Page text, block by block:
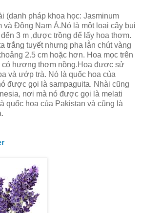
(danh pháp khoa học: Jasminum
và Đông Nam Á.Nó là một loại cây bụi
3 m ,được trồng để lấy hoa thơm.
trắng tuyết nhưng pha lẫn chút vàng
2.5 cm hoặc hơn. Hoa mọc trên
có hương thơm nồng.Hoa được sử
và ướp trà. Nó là quốc hoa của
được gọi là sampaguita. Nhài cũng
nơi mà nó được gọi là melati
quốc hoa của Pakistan và cũng là